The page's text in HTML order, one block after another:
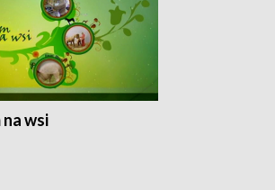
wsi